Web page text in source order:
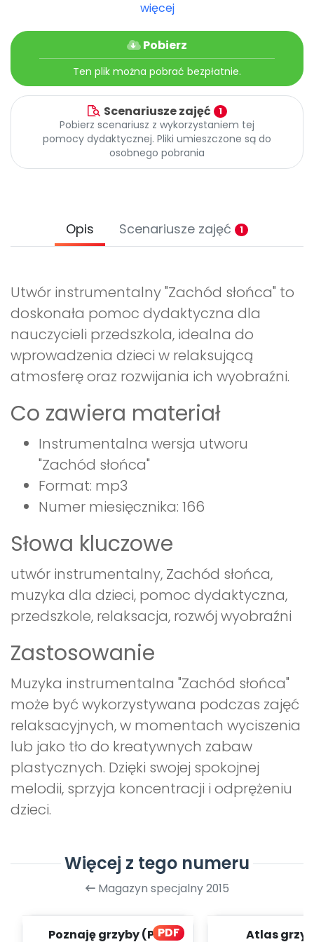
Archiwalne numerywięcej
Pobierz
Ten plik można pobrać bezpłatnie.
Scenariusze zajęć 1
Pobierz scenariusz z wykorzystaniem tej
pomocy dydaktycznej. Pliki umieszczone są do
osobnego pobrania
Opis Scenariusze zajęć 1
Utwór instrumentalny "Zachód słońca" to
doskonała pomoc dydaktyczna dla
nauczycieli przedszkola, idealna do
wprowadzenia dzieci w relaksującą
atmosferę oraz rozwijania ich wyobraźni.
Co zawiera materiał
Instrumentalna wersja utworu
"Zachód słońca"
Format: mp3
Numer miesięcznika: 166
Słowa kluczowe
utwór instrumentalny, Zachód słońca,
muzyka dla dzieci, pomoc dydaktyczna,
przedszkole, relaksacja, rozwój wyobraźni
Zastosowanie
Muzyka instrumentalna "Zachód słońca"
może być wykorzystywana podczas zajęć
relaksacyjnych, w momentach wyciszenia
lub jako tło do kreatywnych zabaw
plastycznych. Dzięki swojej spokojnej
melodii, sprzyja koncentracji i odprężeniu
dzieci.
Więcej z tego numeru
Magazyn specjalny 2015
PDF
Poznaję grzyby (PD) Atlas